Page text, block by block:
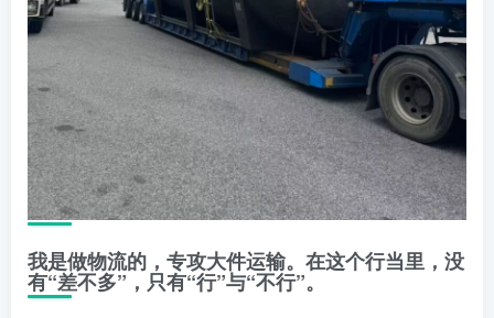
我是做物流的，专攻大件运输。在这个行当里，没
有“差不多”，只有“行”与“不行”。